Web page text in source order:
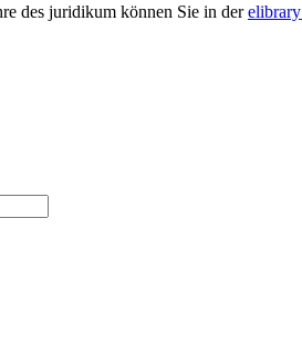
des juridikum können Sie in der